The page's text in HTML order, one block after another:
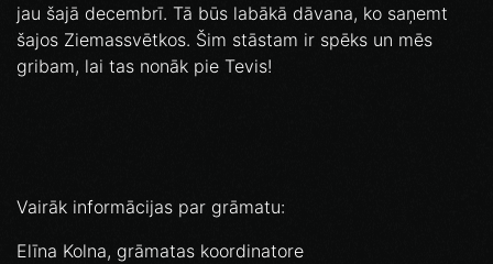
jau šajā decembrī. Tā būs labākā dāvana, ko saņemt
šajos Ziemassvētkos. Šim stāstam ir spēks un mēs
gribam, lai tas nonāk pie Tevis!
Vairāk informācijas par grāmatu:
Elīna Kolna, grāmatas koordinatore